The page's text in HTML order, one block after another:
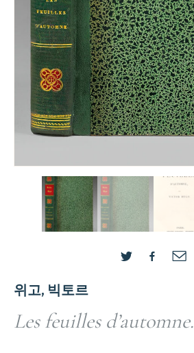
위고, 빅토르
Les feuilles d’automne.